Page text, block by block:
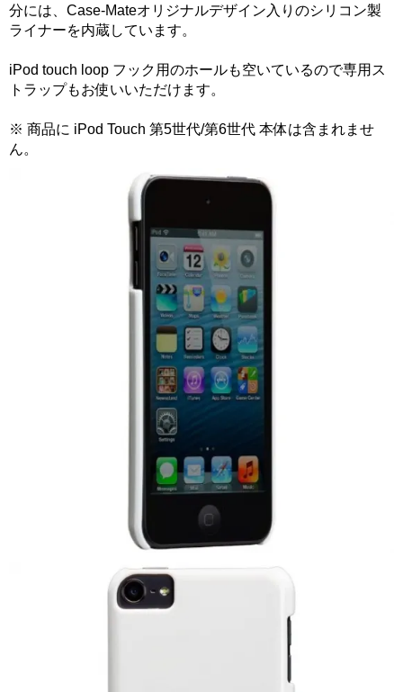
分には、Case-Mateオリジナルデザイン入りのシリコン製
ライナーを内蔵しています。
iPod touch loop フック用のホールも空いているので専用ス
トラップもお使いいただけます。
※ 商品に iPod Touch 第5世代/第6世代 本体は含まれませ
ん。